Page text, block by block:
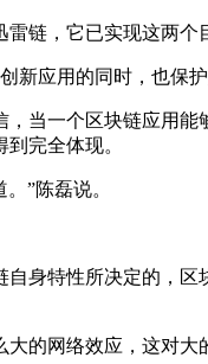
，它已实现这两个
应用的同时，也保护
一个区块链应用能
完全体现。
”陈磊说。
特性所决定的，区
网络效应，这对大